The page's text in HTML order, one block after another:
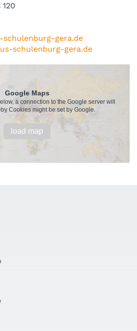
schulenburg-gera.de
schulenburg-gera.de
Google Maps
a connection to the Google server will
Cookies might be set by Google.
load map